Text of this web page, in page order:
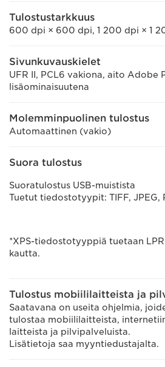
Tulostustarkkuus
600 dpi × 600 dpi, 1 200 dpi × 1
Sivunkuvauskielet
UFR II, PCL6 vakiona, aito Adobe
lisäominaisuutena
Molemminpuolinen tulostus
Automaattinen (vakio)
Suora tulostus
Suoratulostus USB-muistista
Tuetut tiedostotyypit: TIFF, JPEG,
*XPS-tiedostotyyppiä tuetaan
kautta.
Tulostus mobiililaitteista ja
Saatavana on useita ohjelmia,
tulostaa mobiililaitteista,
laitteista ja pilvipalveluista.
Lisätietoja saa myyntiedustajalta.